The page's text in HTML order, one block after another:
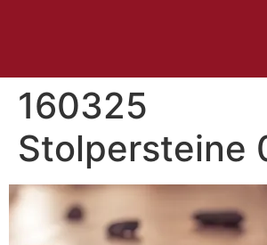
160325
Stolpersteine